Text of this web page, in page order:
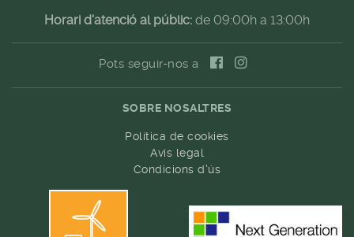
Horari d'atenció al públic: de 09:00h a 13:00h
Pots seguir-nos a
SOBRE NOSALTRES
Política de cookies
Avís legal
Condicions d'ús